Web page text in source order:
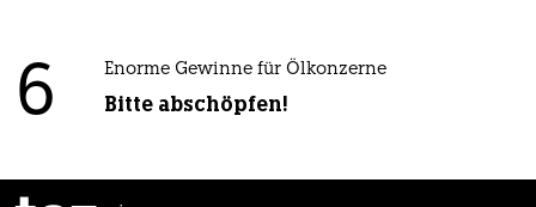
6 Enorme Gewinne für Ölkonzerne
Bitte abschöpfen!